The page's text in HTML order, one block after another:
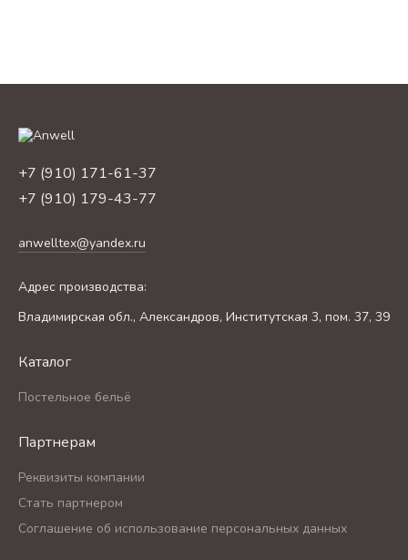
+7 (910) 171-61-37
+7 (910) 179-43-77
anwelltex@yandex.ru
Адрес производства:
Владимирская обл., Александров, Институтская 3, пом. 37, 39
Каталог
Постельное бельё
Партнерам
Реквизиты компании
Стать партнером
Соглашение об использование персональных данных